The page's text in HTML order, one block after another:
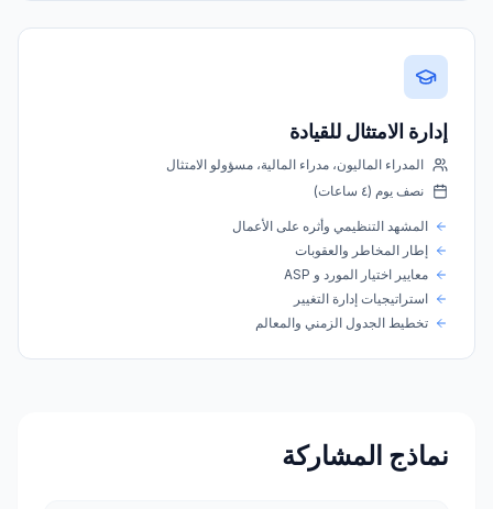
إدارة الامتثال للقيادة
المدراء الماليون، مدراء المالية، مسؤولو الامتثال
نصف يوم (٤ ساعات)
المشهد التنظيمي وأثره على الأعمال
إطار المخاطر والعقوبات
معايير اختيار المورد و ASP
استراتيجيات إدارة التغيير
تخطيط الجدول الزمني والمعالم
نماذج المشاركة